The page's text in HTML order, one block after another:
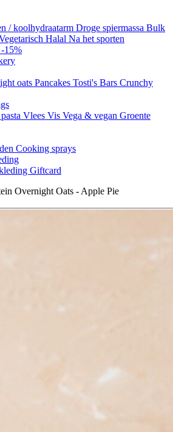
/ koolhydraatarm Droge spiermassa Bulk
Halal Na het sporten
-15%
oats Pancakes Tosti's Bars Crunchy
Vlees Vis Vega & vegan Groente
Cooking sprays
Giftcard
Overnight Oats - Apple Pie